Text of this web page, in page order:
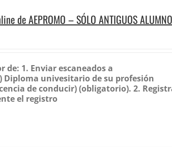
de AEPROMO – SÓLO ANTIGUOS
de: 1. Enviar escaneados a
Diploma univesitario de su profesión
de conducir) (obligatorio). 2.
el registro